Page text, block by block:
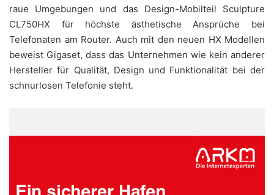
raue Umgebungen und das Design-Mobilteil Sculpture
CL750HX für höchste ästhetische Ansprüche bei
Telefonaten am Router. Auch mit den neuen HX Modellen
beweist Gigaset, dass das Unternehmen wie kein anderer
Hersteller für Qualität, Design und Funktionalität bei der
schnurlosen Telefonie steht.